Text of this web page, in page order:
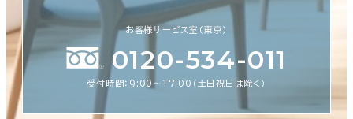
お客様サービス室（東京）
0120-534-011
受付時間：9:00〜17:00（土日祝日は除く）